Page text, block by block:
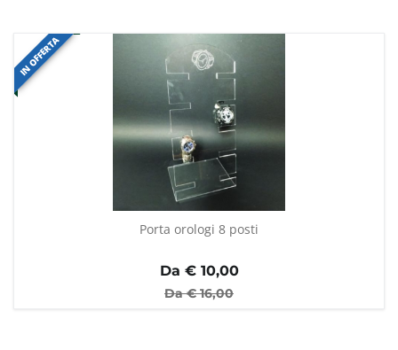
IN OFFERTA
Porta orologi 8 posti
Da €10,00
Da €16,00